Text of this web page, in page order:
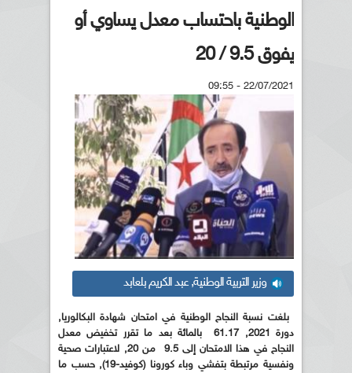
الوطنية باحتساب معدل يساوي أو
يفوق 9.5 / 20
22/07/2021 - 09:55
وزير التربية الوطنية, عبد الكريم بلعابد
بلغت نسبة النجاح الوطنية في امتحان شهادة البكالوريا,
دورة 2021, 61.17 بالمائة بعد ما تقرر تخفيض معدل
النجاح في هذا الامتحان إلى 9.5 من 20, لاعتبارات صحية
ونفسية مرتبطة بتفشي وباء كورونا (كوفيد-19), حسب ما